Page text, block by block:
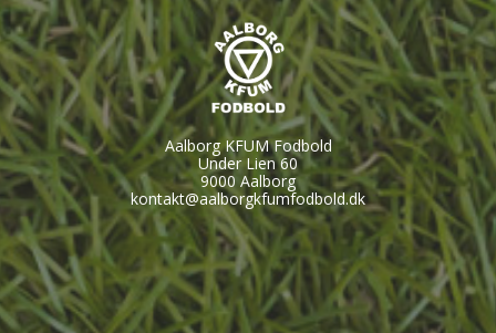
Aalborg KFUM Fodbold
Under Lien 60
9000 Aalborg
kontakt@aalborgkfumfodbold.dk